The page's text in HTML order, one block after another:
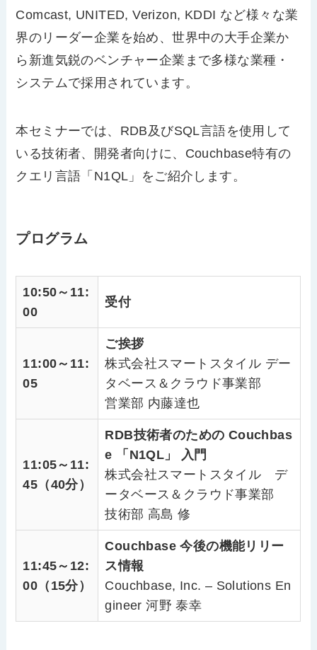
Comcast, UNITED, Verizon, KDDI など様々な業
界のリーダー企業を始め、世界中の大手企業か
ら新進気鋭のベンチャー企業まで多様な業種・
システムで採用されています。
本セミナーでは、RDB及びSQL言語を使用して
いる技術者、開発者向けに、Couchbase特有の
クエリ言語「N1QL」をご紹介します。
プログラム
10:50～11:
00
受付
11:00～11:
05
ご挨拶
株式会社スマートスタイル デー
タベース＆クラウド事業部
営業部 内藤達也
11:05～11:
45（40分）
RDB技術者のための Couchbas
e 「N1QL」 入門
株式会社スマートスタイル デ
ータベース＆クラウド事業部
技術部 高島 修
11:45～12:
00（15分）
Couchbase 今後の機能リリー
ス情報
Couchbase, Inc. – Solutions En
gineer 河野 泰幸